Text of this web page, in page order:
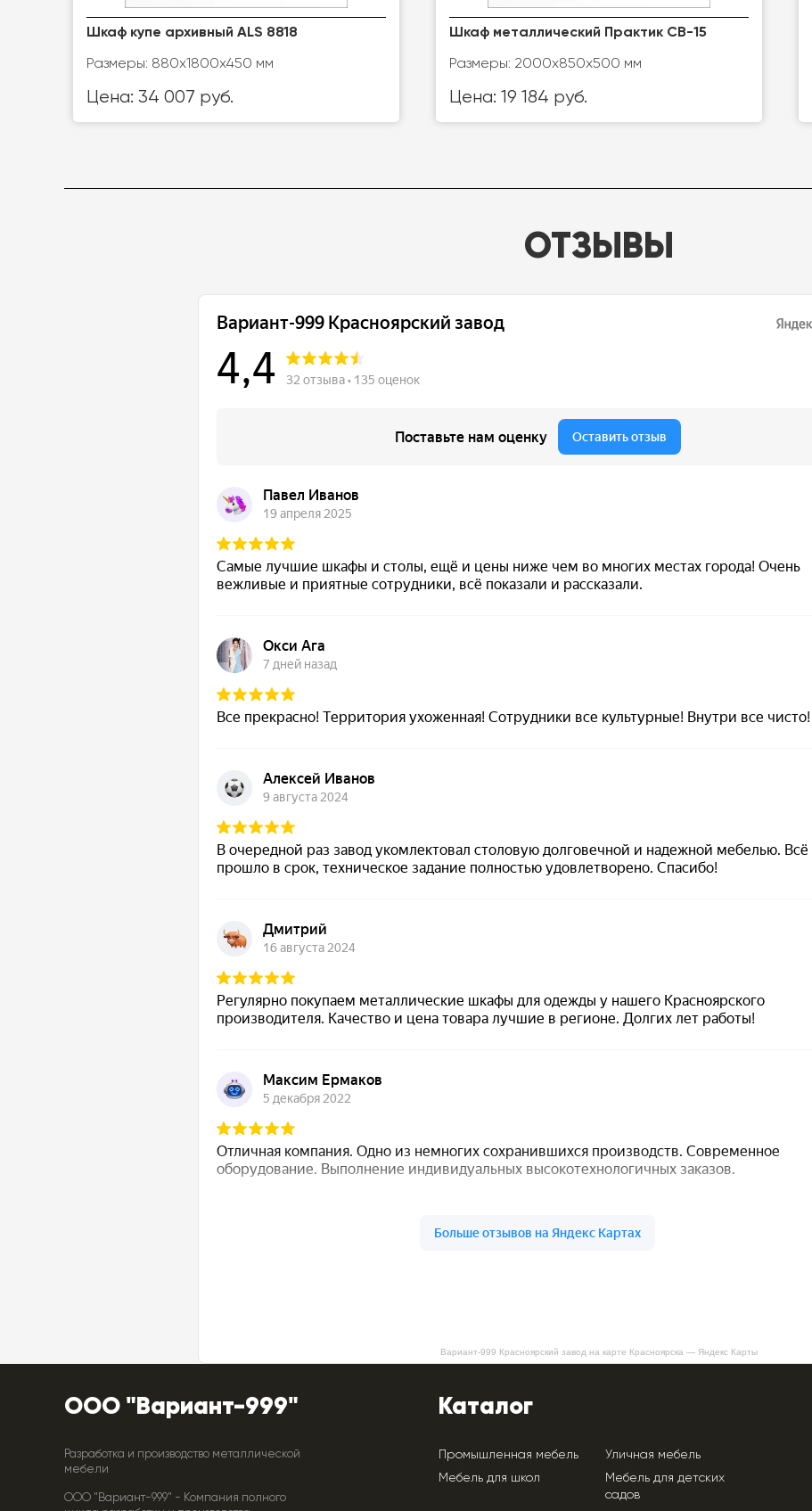
Шкаф купе архивный ALS 8818
Размеры: 880х1800х450 мм
Цена: 34 007 руб.
Шкаф металлический Практик СВ-15
Размеры: 2000х850х500 мм
Цена: 19 184 руб.
ОТЗЫВЫ
Вариант-999 Красноярский завод на карте Красноярска — Яндекс Карты
ООО "Вариант-999"
Разработка и производство металлической
мебели
ООО "Вариант-999" - Компания полного
Каталог
Промышленная мебель
Уличная мебель
Мебель для школ
Мебель для детских
садов